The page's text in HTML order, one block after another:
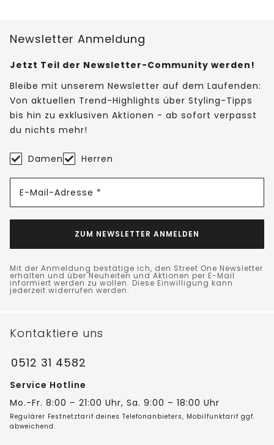
Newsletter Anmeldung
Jetzt Teil der Newsletter-Community werden!
Bleibe mit unserem Newsletter auf dem Laufenden:
Von aktuellen Trend-Highlights über Styling-Tipps
bis hin zu exklusiven Aktionen - ab sofort verpasst
du nichts mehr!
Damen Herren
E-Mail-Adresse *
ZUM NEWSLETTER ANMELDEN
Mit der Anmeldung bestätige ich, den Street One Newsletter
erhalten und über Neuheiten und Aktionen per E-Mail
informiert werden zu wollen. Diese Einwilligung kann
jederzeit widerrufen werden.
Kontaktiere uns
0512 31 4582
Service Hotline
Mo.-Fr. 8:00 – 21:00 Uhr, Sa. 9:00 – 18:00 Uhr
Regulärer Festnetztarif deines Telefonanbieters, Mobilfunktarif ggf.
abweichend.